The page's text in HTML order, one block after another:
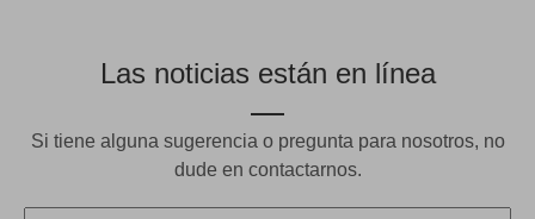
Las noticias están en línea
Si tiene alguna sugerencia o pregunta para nosotros, no
dude en contactarnos.